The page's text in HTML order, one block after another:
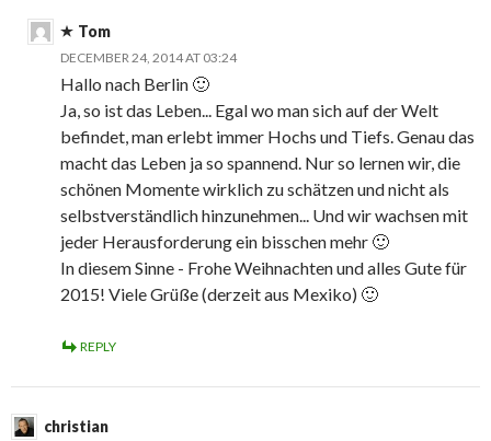
Tom
DECEMBER 24, 2014 AT 03:24
Hallo nach Berlin 🙂
Ja, so ist das Leben... Egal wo man sich auf der Welt
befindet, man erlebt immer Hochs und Tiefs. Genau das
macht das Leben ja so spannend. Nur so lernen wir, die
schönen Momente wirklich zu schätzen und nicht als
selbstverständlich hinzunehmen... Und wir wachsen mit
jeder Herausforderung ein bisschen mehr 🙂
In diesem Sinne - Frohe Weihnachten und alles Gute für
2015! Viele Grüße (derzeit aus Mexiko) 🙂
REPLY
christian